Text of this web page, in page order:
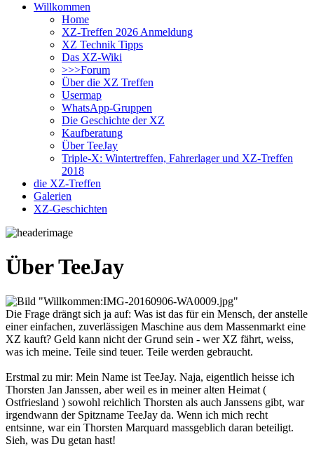
Willkommen
Home
XZ-Treffen 2026 Anmeldung
XZ Technik Tipps
Das XZ-Wiki
>>>Forum
Über die XZ Treffen
Usermap
WhatsApp-Gruppen
Die Geschichte der XZ
Kaufberatung
Über TeeJay
Triple-X: Wintertreffen, Fahrerlager und XZ-Treffen
2018
die XZ-Treffen
Galerien
XZ-Geschichten
Über TeeJay
Die Frage drängt sich ja auf: Was ist das für ein Mensch, der anstelle
einer einfachen, zuverlässigen Maschine aus dem Massenmarkt eine
XZ kauft? Geld kann nicht der Grund sein - wer XZ fährt, weiss,
was ich meine. Teile sind teuer. Teile werden gebraucht.
Erstmal zu mir: Mein Name ist TeeJay. Naja, eigentlich heisse ich
Thorsten Jan Janssen, aber weil es in meiner alten Heimat (
Ostfriesland ) sowohl reichlich Thorsten als auch Janssens gibt, war
irgendwann der Spitzname TeeJay da. Wenn ich mich recht
entsinne, war ein Thorsten Marquard massgeblich daran beteiligt.
Sieh, was Du getan hast!